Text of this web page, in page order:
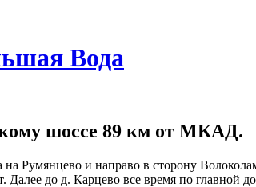
Вода
шоссе 89 км от МКАД.
Румянцево и направо в сторону
до д. Карцево все время по главной